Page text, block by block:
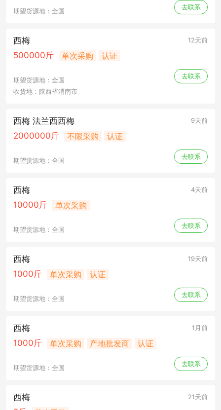
期望货源地：全国
去联系
西梅 12天前
500000斤 单次采购 认证
期望货源地：全国
去联系
收货地：陕西省渭南市
西梅 法兰西西梅 9天前
2000000斤 不限采购 认证
期望货源地：全国
去联系
西梅 4天前
10000斤 单次采购
期望货源地：全国
去联系
西梅 19天前
1000斤 单次采购 认证
期望货源地：全国
去联系
西梅 1月前
1000斤 单次采购 产地批发商 认证
期望货源地：全国
去联系
西梅 21天前